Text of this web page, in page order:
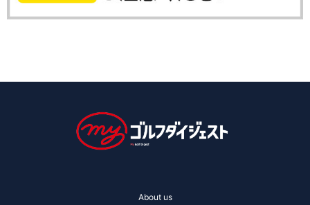
About us